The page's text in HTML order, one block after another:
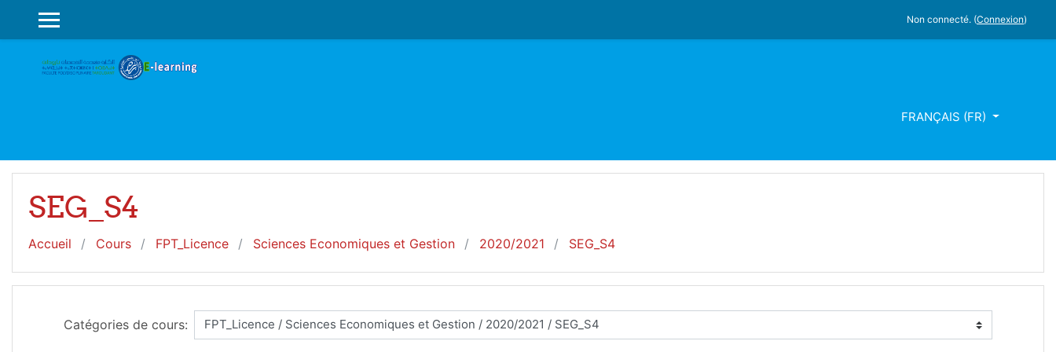
PANNEAU LATÉRAL
Non connecté. (Connexion)
FRANÇAIS ‎(FR)‎
SEG_S4
Accueil Cours FPT_Licence Sciences Economiques et Gestion 2020/2021 SEG_S4
Catégories de cours: